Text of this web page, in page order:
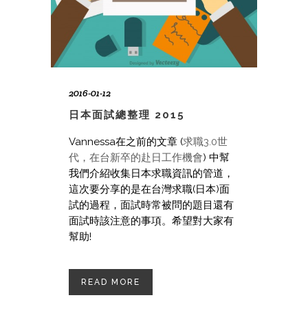
2016-01-12
日本面試總整理 2015
Vannessa在之前的文章 (求職3.0世
代，在台新卒的赴日工作機會) 中幫
我們介紹收集日本求職資訊的管道，
這次要分享的是在台灣求職(日本)面
試的過程，面試時常被問的題目還有
面試時該注意的事項。希望對大家有
幫助!
READ MORE